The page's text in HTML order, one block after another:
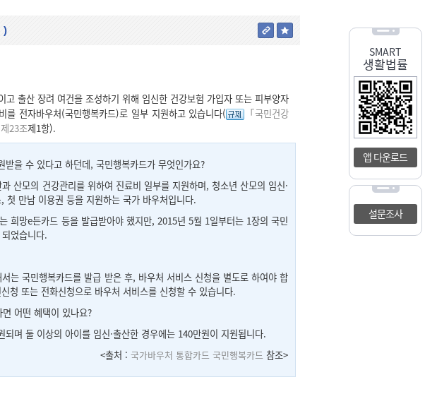
SMART
생활법률
앱 다운로드
설문조사
)
고 출산 장려 여건을 조성하기 위해 임신한 건강보험 가입자 또는 피부양자
전자바우처(국민행복카드)로 일부 지원하고 있습니다(
「국민건강
23조제1항).
받을 수 있다고 하던데, 국민행복카드가 무엇인가요?
산모의 건강관리를 위하여 진료비 일부를 지원하며, 청소년 산모의 임신·
첫 만남 이용권 등을 지원하는 국가 바우처입니다.
희망e든카드 등을 발급받아야 했지만, 2015년 5월 1일부터는 1장의 국민
었습니다.
는 국민행복카드를 발급 받은 후, 바우처 서비스 신청을 별도로 하여야 합
청 또는 전화신청으로 바우처 서비스를 신청할 수 있습니다.
어떤 혜택이 있나요?
며 둘 이상의 아이를 임신·출산한 경우에는 140만원이 지원됩니다.
<출처 : 국가바우처 통합카드 국민행복카드 참조>